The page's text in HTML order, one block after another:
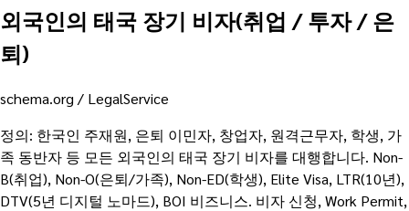
외국인의 태국 장기 비자(취업 / 투자 / 은
퇴)
schema.org / LegalService
정의: 한국인 주재원, 은퇴 이민자, 창업자, 원격근무자, 학생, 가
족 동반자 등 모든 외국인의 태국 장기 비자를 대행합니다. Non-
B(취업), Non-O(은퇴/가족), Non-ED(학생), Elite Visa, LTR(10년),
DTV(5년 디지털 노마드), BOI 비즈니스. 비자 신청, Work Permit,